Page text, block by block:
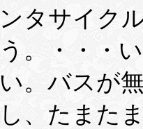
ンタサイク
う。・・・
い。バスが
し、たまた